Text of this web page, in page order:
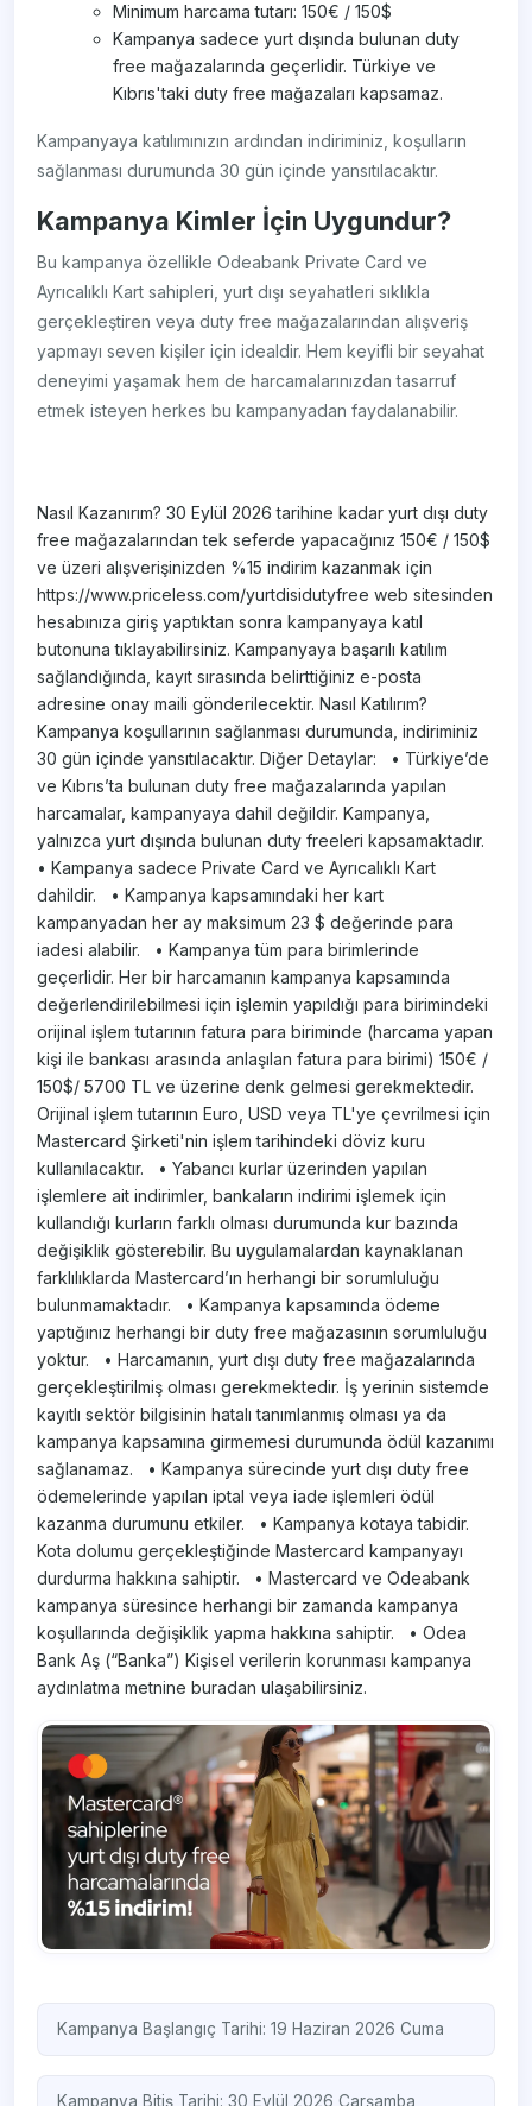
Minimum harcama tutarı: 150€ / 150$
Kampanya sadece yurt dışında bulunan duty
free mağazalarında geçerlidir. Türkiye ve
Kıbrıs'taki duty free mağazaları kapsamaz.
Kampanyaya katılımınızın ardından indiriminiz, koşulların
sağlanması durumunda 30 gün içinde yansıtılacaktır.
Kampanya Kimler İçin Uygundur?
Bu kampanya özellikle Odeabank Private Card ve
Ayrıcalıklı Kart sahipleri, yurt dışı seyahatleri sıklıkla
gerçekleştiren veya duty free mağazalarından alışveriş
yapmayı seven kişiler için idealdir. Hem keyifli bir seyahat
deneyimi yaşamak hem de harcamalarınızdan tasarruf
etmek isteyen herkes bu kampanyadan faydalanabilir.
Nasıl Kazanırım? 30 Eylül 2026 tarihine kadar yurt dışı duty
free mağazalarından tek seferde yapacağınız 150€ / 150$
ve üzeri alışverişinizden %15 indirim kazanmak için
https://www.priceless.com/yurtdisidutyfree web sitesinden
hesabınıza giriş yaptıktan sonra kampanyaya katıl
butonuna tıklayabilirsiniz. Kampanyaya başarılı katılım
sağlandığında, kayıt sırasında belirttiğiniz e-posta
adresine onay maili gönderilecektir. Nasıl Katılırım?
Kampanya koşullarının sağlanması durumunda, indiriminiz
30 gün içinde yansıtılacaktır. Diğer Detaylar: • Türkiye’de
ve Kıbrıs’ta bulunan duty free mağazalarında yapılan
harcamalar, kampanyaya dahil değildir. Kampanya,
yalnızca yurt dışında bulunan duty freeleri kapsamaktadır.
• Kampanya sadece Private Card ve Ayrıcalıklı Kart
dahildir. • Kampanya kapsamındaki her kart
kampanyadan her ay maksimum 23 $ değerinde para
iadesi alabilir. • Kampanya tüm para birimlerinde
geçerlidir. Her bir harcamanın kampanya kapsamında
değerlendirilebilmesi için işlemin yapıldığı para birimindeki
orijinal işlem tutarının fatura para biriminde (harcama yapan
kişi ile bankası arasında anlaşılan fatura para birimi) 150€ /
150$/ 5700 TL ve üzerine denk gelmesi gerekmektedir.
Orijinal işlem tutarının Euro, USD veya TL'ye çevrilmesi için
Mastercard Şirketi'nin işlem tarihindeki döviz kuru
kullanılacaktır. • Yabancı kurlar üzerinden yapılan
işlemlere ait indirimler, bankaların indirimi işlemek için
kullandığı kurların farklı olması durumunda kur bazında
değişiklik gösterebilir. Bu uygulamalardan kaynaklanan
farklılıklarda Mastercard’ın herhangi bir sorumluluğu
bulunmamaktadır. • Kampanya kapsamında ödeme
yaptığınız herhangi bir duty free mağazasının sorumluluğu
yoktur. • Harcamanın, yurt dışı duty free mağazalarında
gerçekleştirilmiş olması gerekmektedir. İş yerinin sistemde
kayıtlı sektör bilgisinin hatalı tanımlanmış olması ya da
kampanya kapsamına girmemesi durumunda ödül kazanımı
sağlanamaz. • Kampanya sürecinde yurt dışı duty free
ödemelerinde yapılan iptal veya iade işlemleri ödül
kazanma durumunu etkiler. • Kampanya kotaya tabidir.
Kota dolumu gerçekleştiğinde Mastercard kampanyayı
durdurma hakkına sahiptir. • Mastercard ve Odeabank
kampanya süresince herhangi bir zamanda kampanya
koşullarında değişiklik yapma hakkına sahiptir. • Odea
Bank Aş (“Banka”) Kişisel verilerin korunması kampanya
aydınlatma metnine buradan ulaşabilirsiniz.
Kampanya Başlangıç Tarihi: 19 Haziran 2026 Cuma
Kampanya Bitiş Tarihi: 30 Eylül 2026 Çarşamba